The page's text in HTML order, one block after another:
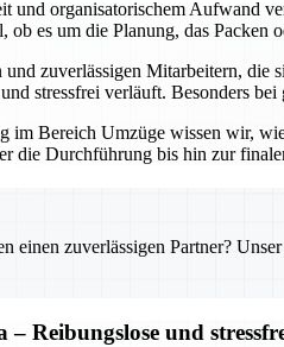
und organisatorischem Aufwand
ob es um die Planung, das
und zuverlässigen Mitarbeitern,
stressfrei verläuft. Besonders
im Bereich Umzüge wissen wir,
die Durchführung bis hin zur
einen zuverlässigen Partner?
– Reibungslose und